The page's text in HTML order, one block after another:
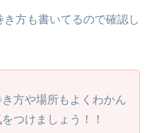
方も書いてるので確認し
方や場所もよくわかん
つけましょう！！